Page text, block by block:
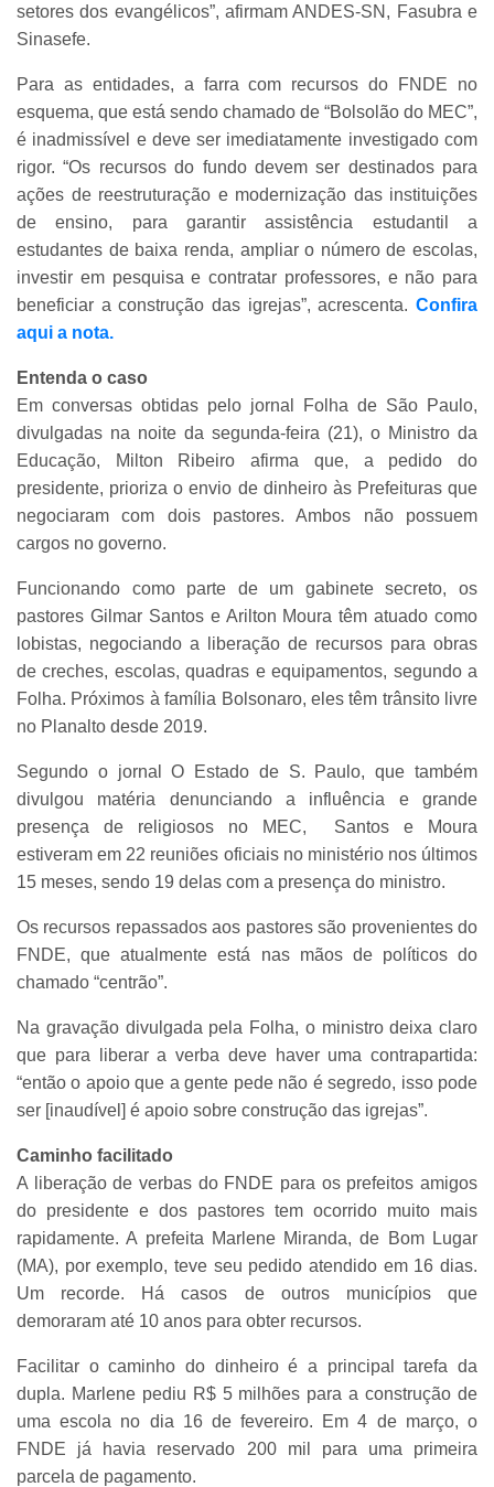
setores dos evangélicos”, afirmam ANDES-SN, Fasubra e
Sinasefe.
Para as entidades, a farra com recursos do FNDE no
esquema, que está sendo chamado de “Bolsolão do MEC”,
é inadmissível e deve ser imediatamente investigado com
rigor. “Os recursos do fundo devem ser destinados para
ações de reestruturação e modernização das instituições
de ensino, para garantir assistência estudantil a
estudantes de baixa renda, ampliar o número de escolas,
investir em pesquisa e contratar professores, e não para
beneficiar a construção das igrejas”, acrescenta. Confira
aqui a nota.
Entenda o caso
Em conversas obtidas pelo jornal Folha de São Paulo,
divulgadas na noite da segunda-feira (21), o Ministro da
Educação, Milton Ribeiro afirma que, a pedido do
presidente, prioriza o envio de dinheiro às Prefeituras que
negociaram com dois pastores. Ambos não possuem
cargos no governo.
Funcionando como parte de um gabinete secreto, os
pastores Gilmar Santos e Arilton Moura têm atuado como
lobistas, negociando a liberação de recursos para obras
de creches, escolas, quadras e equipamentos, segundo a
Folha. Próximos à família Bolsonaro, eles têm trânsito livre
no Planalto desde 2019.
Segundo o jornal O Estado de S. Paulo, que também
divulgou matéria denunciando a influência e grande
presença de religiosos no MEC, Santos e Moura
estiveram em 22 reuniões oficiais no ministério nos últimos
15 meses, sendo 19 delas com a presença do ministro.
Os recursos repassados aos pastores são provenientes do
FNDE, que atualmente está nas mãos de políticos do
chamado “centrão”.
Na gravação divulgada pela Folha, o ministro deixa claro
que para liberar a verba deve haver uma contrapartida:
“então o apoio que a gente pede não é segredo, isso pode
ser [inaudível] é apoio sobre construção das igrejas”.
Caminho facilitado
A liberação de verbas do FNDE para os prefeitos amigos
do presidente e dos pastores tem ocorrido muito mais
rapidamente. A prefeita Marlene Miranda, de Bom Lugar
(MA), por exemplo, teve seu pedido atendido em 16 dias.
Um recorde. Há casos de outros municípios que
demoraram até 10 anos para obter recursos.
Facilitar o caminho do dinheiro é a principal tarefa da
dupla. Marlene pediu R$ 5 milhões para a construção de
uma escola no dia 16 de fevereiro. Em 4 de março, o
FNDE já havia reservado 200 mil para uma primeira
parcela de pagamento.